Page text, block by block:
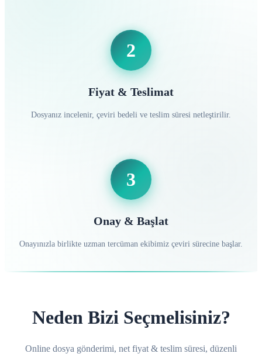
2
Fiyat & Teslimat
Dosyanız incelenir, çeviri bedeli ve teslim süresi netleştirilir.
3
Onay & Başlat
Onayınızla birlikte uzman tercüman ekibimiz çeviri sürecine başlar.
Neden Bizi Seçmelisiniz?
Online dosya gönderimi, net fiyat & teslim süresi, düzenli